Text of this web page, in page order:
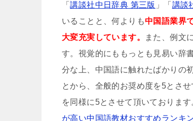
「講談社中日辞典 第三版 」「 講談
いることと、何よりも中国語業界
大変充実しています。
また、例文
す。視覚的にももっとも見易い辞
分な上、中国語に触れたばかりの
とから、全般的お奨め度を5とさ
を同様に5とさせて頂いておりま
が高い中国語教材おすすめラン